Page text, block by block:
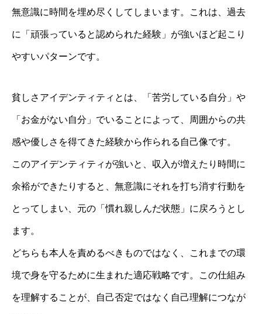
無意識に時間を埋め尽くしてしまいます。これは、過去
に「頑張っていると認められた経験」が強いほど起こり
やすいパターンです。
貧しさアイデンティティとは、「苦労している自分」や
「お金がない自分」でいることによって、周囲からの共
感や優しさを得てきた経験から作られる自己像です。
このアイデンティティが強いと、収入が増えたり時間に
余裕ができたりすると、無意識にそれを打ち消す行動を
とってしまい、元の「慣れ親しんだ状態」に戻ろうとし
ます。
どちらも本人を責めるべきものではなく、これまでの環
境で身を守るために生まれた適応戦略です。この仕組み
を理解することが、自己否定ではなく自己理解につなが